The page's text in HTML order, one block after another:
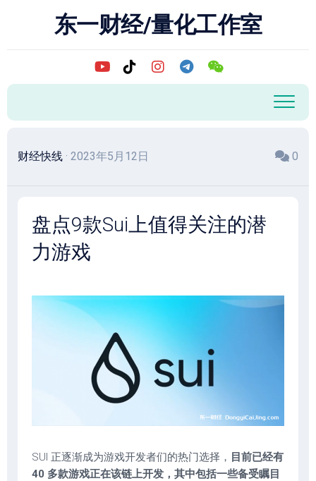
东一财经/量化工作室
财经快线 · 2023年5月12日 0
盘点9款Sui上值得关注的潜
力游戏
SUI 正逐渐成为游戏开发者们的热门选择， 目前已经有
40 多款游戏正在该链上开发，其中包括一些备受瞩目